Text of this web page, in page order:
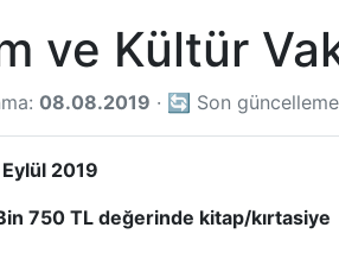
ve Kültür
08.08.2019 · 🔄 Son
2019
750 TL değerinde kitap/kırtasiye